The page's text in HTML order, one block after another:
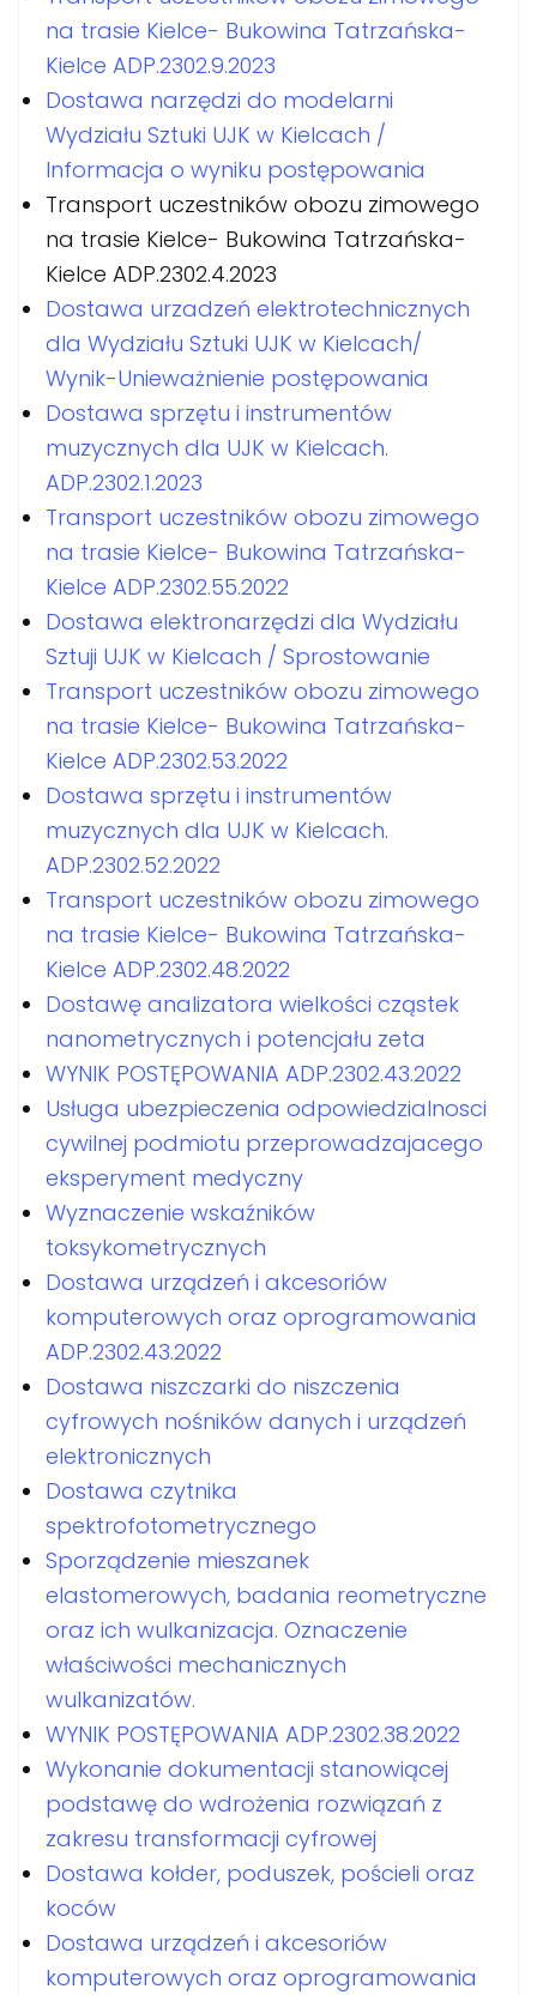
na trasie Kielce- Bukowina Tatrzańska-
Kielce ADP.2302.9.2023
Dostawa narzędzi do modelarni
Wydziału Sztuki UJK w Kielcach /
Informacja o wyniku postępowania
Transport uczestników obozu zimowego
na trasie Kielce- Bukowina Tatrzańska-
Kielce ADP.2302.4.2023
Dostawa urzadzeń elektrotechnicznych
dla Wydziału Sztuki UJK w Kielcach/
Wynik-Unieważnienie postępowania
Dostawa sprzętu i instrumentów
muzycznych dla UJK w Kielcach.
ADP.2302.1.2023
Transport uczestników obozu zimowego
na trasie Kielce- Bukowina Tatrzańska-
Kielce ADP.2302.55.2022
Dostawa elektronarzędzi dla Wydziału
Sztuji UJK w Kielcach / Sprostowanie
Transport uczestników obozu zimowego
na trasie Kielce- Bukowina Tatrzańska-
Kielce ADP.2302.53.2022
Dostawa sprzętu i instrumentów
muzycznych dla UJK w Kielcach.
ADP.2302.52.2022
Transport uczestników obozu zimowego
na trasie Kielce- Bukowina Tatrzańska-
Kielce ADP.2302.48.2022
Dostawę analizatora wielkości cząstek
nanometrycznych i potencjału zeta
WYNIK POSTĘPOWANIA ADP.2302.43.2022
Usługa ubezpieczenia odpowiedzialnosci
cywilnej podmiotu przeprowadzajacego
eksperyment medyczny
Wyznaczenie wskaźników
toksykometrycznych
Dostawa urządzeń i akcesoriów
komputerowych oraz oprogramowania
ADP.2302.43.2022
Dostawa niszczarki do niszczenia
cyfrowych nośników danych i urządzeń
elektronicznych
Dostawa czytnika
spektrofotometrycznego
Sporządzenie mieszanek
elastomerowych, badania reometryczne
oraz ich wulkanizacja. Oznaczenie
właściwości mechanicznych
wulkanizatów.
WYNIK POSTĘPOWANIA ADP.2302.38.2022
Wykonanie dokumentacji stanowiącej
podstawę do wdrożenia rozwiązań z
zakresu transformacji cyfrowej
Dostawa kołder, poduszek, pościeli oraz
koców
Dostawa urządzeń i akcesoriów
komputerowych oraz oprogramowania